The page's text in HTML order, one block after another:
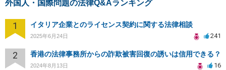
外国人・国際問題の法律Q&Aランキング
1 イタリア企業とのライセンス契約に関する法律相談
2025年6月24日 241
2 香港の法律事務所からの詐欺被害回復の誘いは信用できる？
2024年8月13日 16